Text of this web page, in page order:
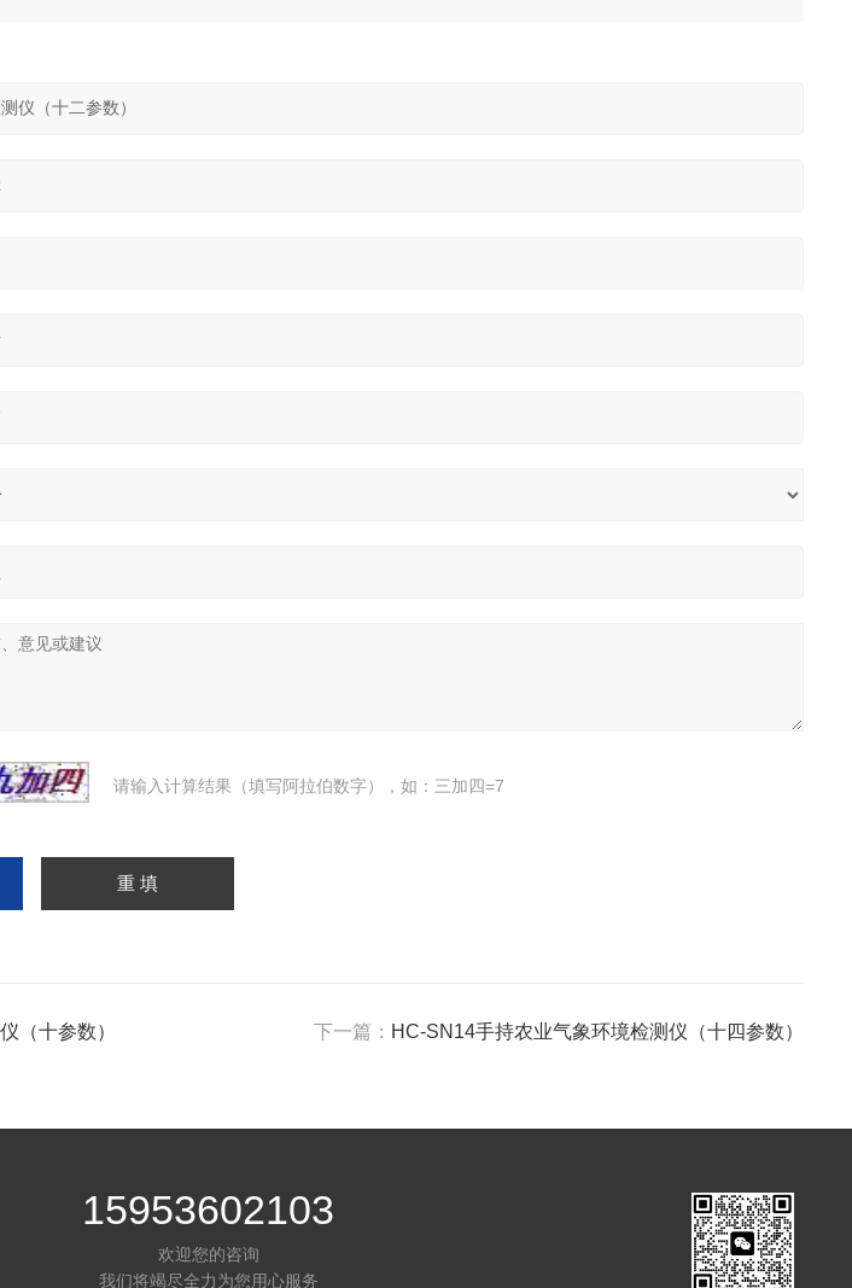
请输入计算结果（填写阿拉伯数字），如：三加四=7
（十参数） 下一篇： HC-SN14手持农业气象环境检测仪（十四参数）
15953602103
欢迎您的咨询
我们将竭尽全力为您用心服务